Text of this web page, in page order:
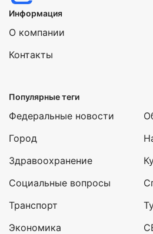
Информация
О компании
Контакты
Популярные теги
Федеральные новости
Город
Здравоохранение
Социальные вопросы
Транспорт
Экономика